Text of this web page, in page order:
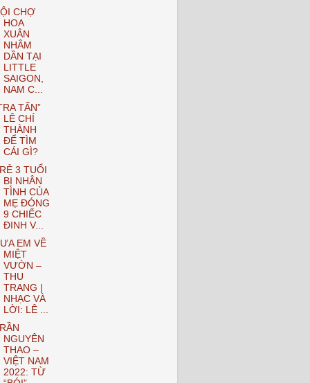
CHỢ
HOA
XUÂN
NHÂM
DẦN TẠI
LITTLE
SAIGON,
NAM C...
TẤN”
LÊ CHÍ
THÀNH
ĐỂ TÌM
CÁI GÌ?
3 TUỔI
BỊ NHÂN
TÌNH CỦA
MẸ ĐÓNG
9 CHIẾC
ĐINH V...
EM VỀ
MIỆT
VƯỜN –
THU
TRANG |
NHẠC VÀ
LỜI: LÊ ...
NGUYÊN
THAO –
VIỆT NAM
2022: TỪ